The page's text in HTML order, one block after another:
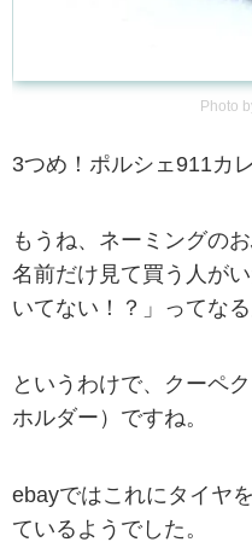
Photo
3つめ！ポルシェ911カ
もうね、ネーミングの
名前だけ見て買う人が
いてない！？」ってな
というわけで、クーペ
ホルダー）ですね。
ebayではこれにタイヤ
ているようでした。